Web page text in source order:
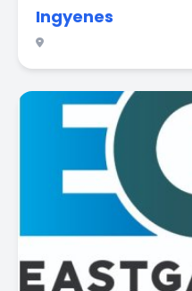
Ingyenes